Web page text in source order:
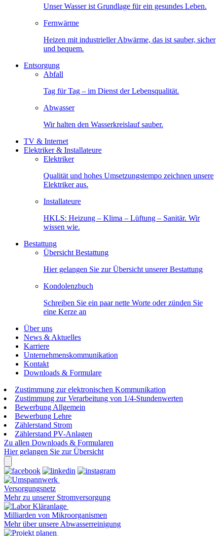
Unser Wasser ist Grundlage für ein gesundes Leben.
Fernwärme
Heizen mit industrieller Abwärme, das ist sauber, sicher
und bequem.
Entsorgung
Abfall
Tag für Tag – im Dienst der Lebensqualität.
Abwasser
Wir halten den Wasserkreislauf sauber.
TV & Internet
Elektriker & Installateure
Elektriker
Qualität und hohes Umsetzungstempo zeichnen unsere
Elektriker aus.
Installateure
HKLS: Heizung – Klima – Lüftung – Sanitär. Wir
wissen wie.
Bestattung
Übersicht Bestattung
Hier gelangen Sie zur Übersicht unserer Bestattung
Kondolenzbuch
Schreiben Sie ein paar nette Worte oder zünden Sie
eine Kerze an
Über uns
News & Aktuelles
Karriere
Unternehmenskommunikation
Kontakt
Downloads & Formulare
Zustimmung zur elektronischen Kommunikation
Zustimmung zur Verarbeitung von 1/4-Stundenwerten
Bewerbung Allgemein
Bewerbung Lehre
Zählerstand Strom
Zählerstand PV-Anlagen
Zu allen Downloads & Formularen
Hier gelangen Sie zur Übersicht
Versorgungsnetz
Mehr zu unserer Stromversorgung
Milliarden von Mikroorganismen
Mehr über unsere Abwasserreinigung